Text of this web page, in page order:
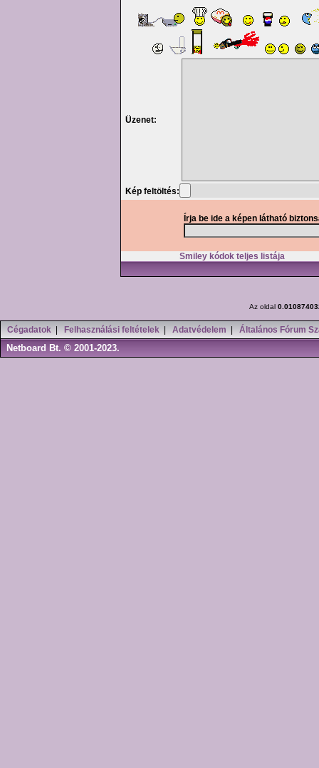
Üzenet:
Kép feltöltés:
Írja be ide a képen látható
Smiley kódok teljes listája
Az oldal
Cégadatok Felhasználási feltételek Adatvédelem Általános Fórum
Netboard Bt. © 2001-2023.